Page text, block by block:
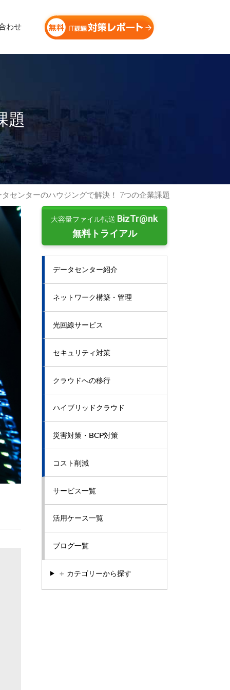
わせ
題
タセンターのハウジングで解決！ 7つの企業課題
大容量ファイル転送 BizTr@nk
無料トライアル
データセンター紹介
ネットワーク構築・管理
光回線サービス
セキュリティ対策
クラウドへの移行
ハイブリッドクラウド
災害対策・BCP対策
コスト削減
サービス一覧
活用ケース一覧
ブログ一覧
＋ カテゴリーから探す